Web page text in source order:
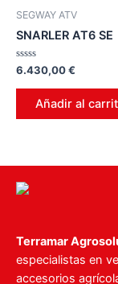
SEGWAY ATV
SNARLER AT6 SE
Valorado
en
0
6.430,00€
Añadir al
Terramar
especialistas en
accesorios